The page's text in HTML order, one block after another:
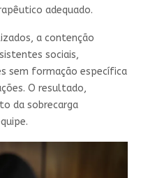
adequado.
a contenção
sociais,
sem formação específica
O resultado,
da sobrecarga